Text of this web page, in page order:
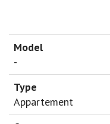
-
Appartement